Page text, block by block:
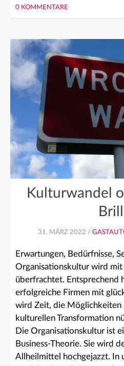
0 KOMMENTARE
Kulturwandel
31. MÄRZ 2022 /
Erwartungen, Bedürfnisse,
Organisationskultur wird mit
überfrachtet. Entsprechend
erfolgreiche Firmen mit
wird Zeit, die Möglichkeiten
kulturellen Transformation
Die Organisationskultur ist
Business-Theorie. Sie wird
Allheilmittel hochgejazzt. In